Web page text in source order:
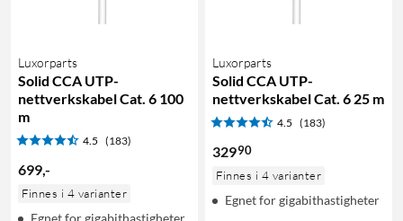
Luxorparts
Solid CCA UTP-
nettverkskabel Cat. 6 100
m
4.5 (183)
699,-
Finnes i 4 varianter
Egnet for gigabithastigheter
Luxorparts
Solid CCA UTP-
nettverkskabel Cat. 6 25 m
4.5 (183)
32990
Finnes i 4 varianter
Egnet for gigabithastigheter